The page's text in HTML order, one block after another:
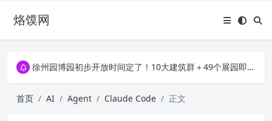
烙馍网16796个OpenClaw Skills合集下载｜总2.7G，压缩后仅738M，覆盖全场景技能
徐州园博园初步开放时间定了！10大建筑群＋49个展园即将亮相！
徐州园博园初步开放时间定了！10大建筑群＋49个展园即将亮相！
首页 AI Agent Claude Code 正文